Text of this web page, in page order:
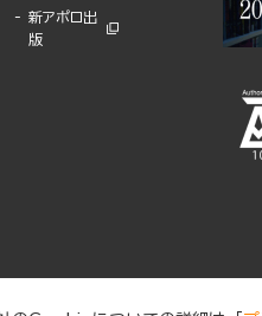
新アポロ出
版